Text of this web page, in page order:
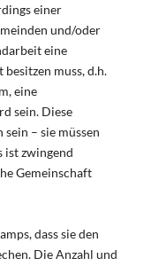
einer
und/oder
eine
muss, d.h.
eine
sein. Diese
– sie müssen
ist zwingend
Gemeinschaft
dass sie den
Die Anzahl und